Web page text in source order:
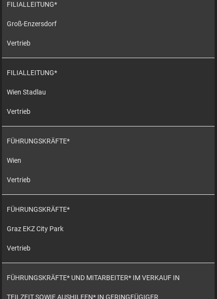
FILIALLEITUNG*
Groß-Enzersdorf
Vertrieb
FILIALLEITUNG*
Wien Stadlau
Vertrieb
FÜHRUNGSKRÄFTE*
Wien
Vertrieb
FÜHRUNGSKRÄFTE*
Graz EKZ City Park
Vertrieb
FÜHRUNGSKRÄFTE* UND MITARBEITER* IM VERKAUF IN
TEILZEIT SOWIE AUSHILFEN* IN GERINGFÜGIGER